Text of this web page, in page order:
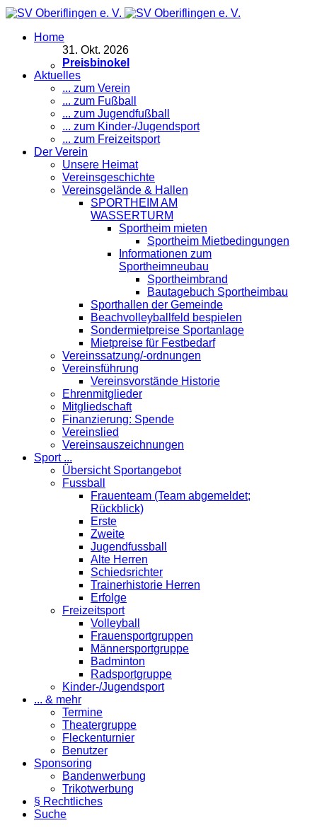
Home
31. Okt. 2026
Preisbinokel
Aktuelles
... zum Verein
... zum Fußball
... zum Jugendfußball
... zum Kinder-/Jugendsport
... zum Freizeitsport
Der Verein
Unsere Heimat
Vereinsgeschichte
Vereinsgelände & Hallen
SPORTHEIM AM
WASSERTURM
Sportheim mieten
Sportheim Mietbedingungen
Informationen zum
Sportheimneubau
Sportheimbrand
Bautagebuch Sportheimbau
Sporthallen der Gemeinde
Beachvolleyballfeld bespielen
Sondermietpreise Sportanlage
Mietpreise für Festbedarf
Vereinssatzung/-ordnungen
Vereinsführung
Vereinsvorstände Historie
Ehrenmitglieder
Mitgliedschaft
Finanzierung: Spende
Vereinslied
Vereinsauszeichnungen
Sport ...
Übersicht Sportangebot
Fussball
Frauenteam (Team abgemeldet;
Rückblick)
Erste
Zweite
Jugendfussball
Alte Herren
Schiedsrichter
Trainerhistorie Herren
Erfolge
Freizeitsport
Volleyball
Frauensportgruppen
Männersportgruppe
Badminton
Radsportgruppe
Kinder-/Jugendsport
... & mehr
Termine
Theatergruppe
Fleckenturnier
Benutzer
Sponsoring
Bandenwerbung
Trikotwerbung
§ Rechtliches
Suche